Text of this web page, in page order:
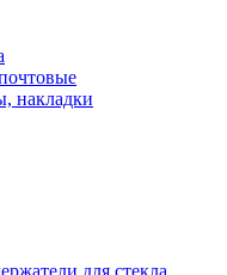
накладки
для стекла